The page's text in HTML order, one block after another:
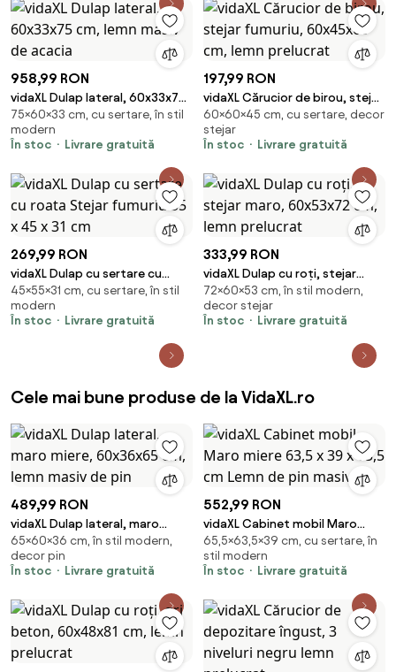
958,99 RON
vidaXL Dulap lateral, 60x33x75
cm, lemn masiv de acacia
75×60×33 cm, cu sertare, în stil
modern
În stoc
Livrare gratuită
197,99 RON
vidaXL Cărucior de birou, stejar
fumuriu, 60x45x60 cm, lemn
prelucrat
60×60×45 cm, cu sertare, decor
stejar
În stoc
Livrare gratuită
269,99 RON
vidaXL Dulap cu sertare cu
roata Stejar fumuriu 55 x 45 x 31
cm
45×55×31 cm, cu sertare, în stil
modern
În stoc
Livrare gratuită
333,99 RON
vidaXL Dulap cu roți, stejar
maro, 60x53x72 cm, lemn
prelucrat
72×60×53 cm, în stil modern,
decor stejar
În stoc
Livrare gratuită
Cele mai bune produse de la VidaXL.ro
489,99 RON
vidaXL Dulap lateral, maro
miere, 60x36x65 cm, lemn
masiv de pin
65×60×36 cm, în stil modern,
decor pin
În stoc
Livrare gratuită
552,99 RON
vidaXL Cabinet mobil Maro
miere 63,5 x 39 x 65,5 cm Lemn
de pin masiv
65,5×63,5×39 cm, cu sertare, în
stil modern
În stoc
Livrare gratuită